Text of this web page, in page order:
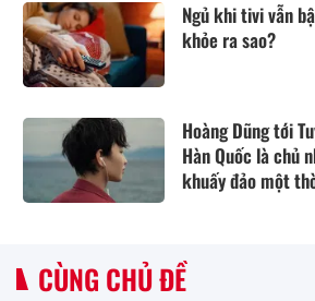
Ngủ khi tivi vẫn
khỏe ra sao?
Hoàng Dũng tới
Hàn Quốc là chủ
khuấy đảo một
CÙNG CHỦ ĐỀ